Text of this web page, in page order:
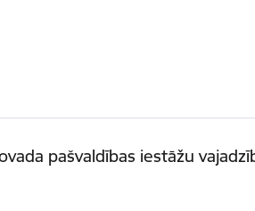
pašvaldības iestāžu